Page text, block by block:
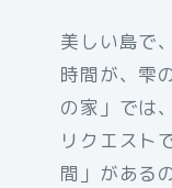
美しい島で
時間が、雫
の家」では
リクエスト
間」がある